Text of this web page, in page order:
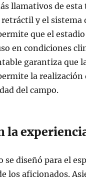
llamativos de
y el sistema
que el
en condiciones
garantiza que
la realización
del campo.
la
se diseñó para el
los aficionados.